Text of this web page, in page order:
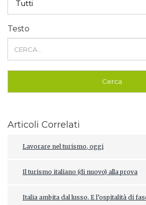
Testo
Articoli Correlati
Lavorare nel turismo, oggi
Il turismo italiano (di nuovo) alla prova
Italia ambita dal lusso. E l’ospitalità di